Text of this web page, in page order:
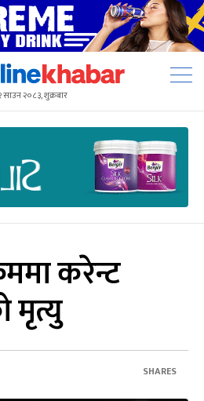
साउन २०८३, शुक्रबार
करेन्ट
मृत्यु
SHARES